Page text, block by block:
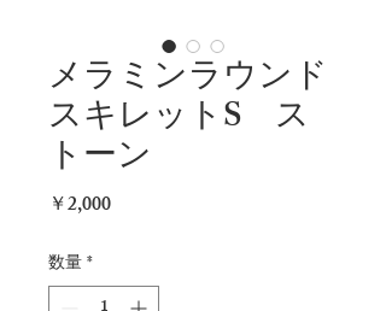
メラミンラウンド
スキレットS ス
トーン
￥2,000価
数量*